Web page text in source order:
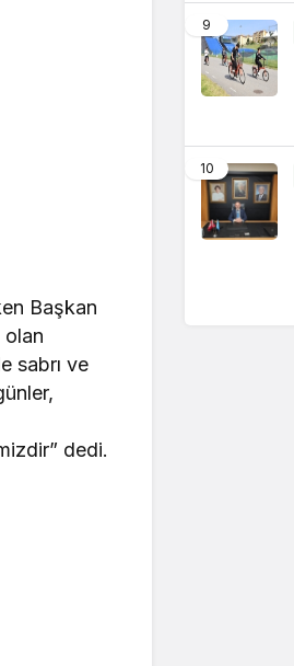
Başkan
olan
sabrı ve
dedi.
9
10